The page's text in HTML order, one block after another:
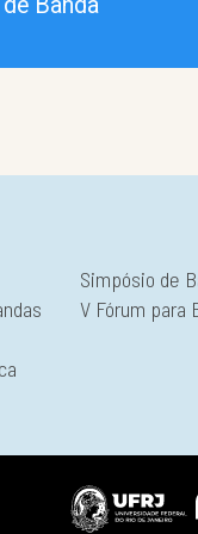
Simpósio de
V Fórum para